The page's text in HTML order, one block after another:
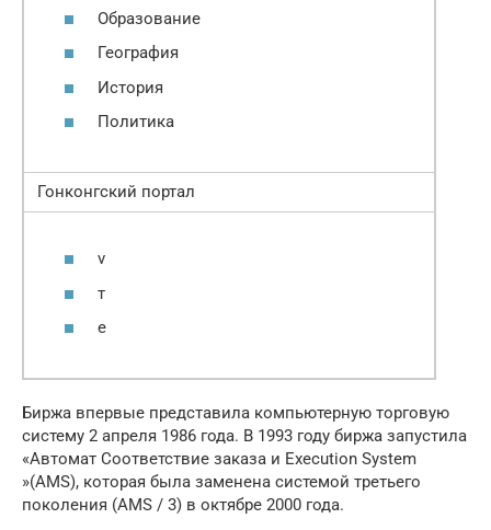
Образование
География
История
Политика
Гонконгский портал
v
т
е
Биржа впервые представила компьютерную торговую
систему 2 апреля 1986 года. В 1993 году биржа запустила
«Автомат Соответствие заказа и Execution System
»(AMS), которая была заменена системой третьего
поколения (AMS / 3) в октябре 2000 года.